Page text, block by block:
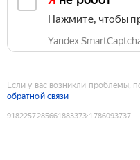
Нажмите, чтобы
Yandex
Если у вас возникли проблемы,
обратной связи
9182257285661883373:1786093737